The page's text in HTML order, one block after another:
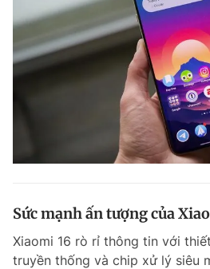
Sức mạnh ấn tượng của
Xiaomi 16 rò rỉ thông tin với
truyền thống và chip xử lý siêu